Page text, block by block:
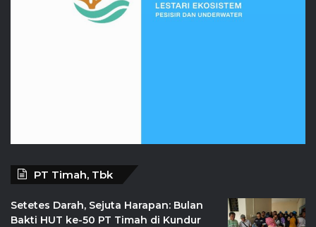
PT Timah, Tbk
Setetes Darah, Sejuta Harapan: Bulan
Bakti HUT ke-50 PT Timah di Kundur